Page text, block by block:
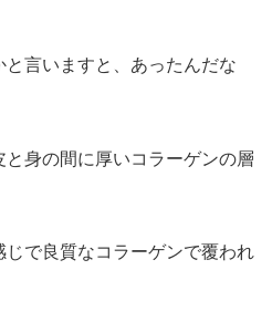
言いますと、あったんだな
身の間に厚いコラーゲンの層
で良質なコラーゲンで覆われ